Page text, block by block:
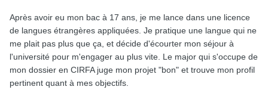
Après avoir eu mon bac à 17 ans, je me lance dans une licence
de langues étrangères appliquées. Je pratique une langue qui ne
me plait pas plus que ça, et décide d'écourter mon séjour à
l'université pour m'engager au plus vite. Le major qui s'occupe de
mon dossier en CIRFA juge mon projet "bon" et trouve mon profil
pertinent quant à mes objectifs.